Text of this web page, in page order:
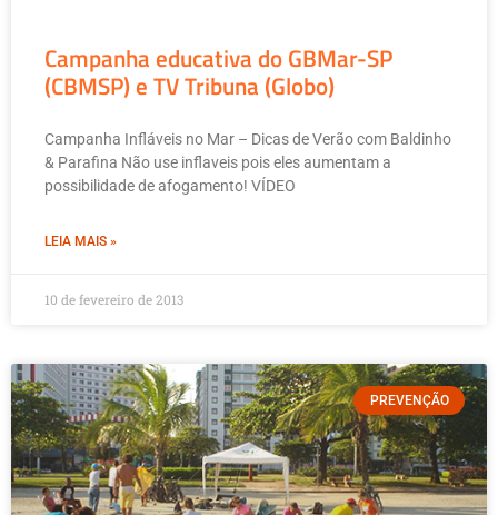
Campanha educativa do GBMar-SP
(CBMSP) e TV Tribuna (Globo)
Campanha Infláveis no Mar – Dicas de Verão com Baldinho
& Parafina Não use inflaveis pois eles aumentam a
possibilidade de afogamento! VÍDEO
LEIA MAIS »
10 de fevereiro de 2013
PREVENÇÃO